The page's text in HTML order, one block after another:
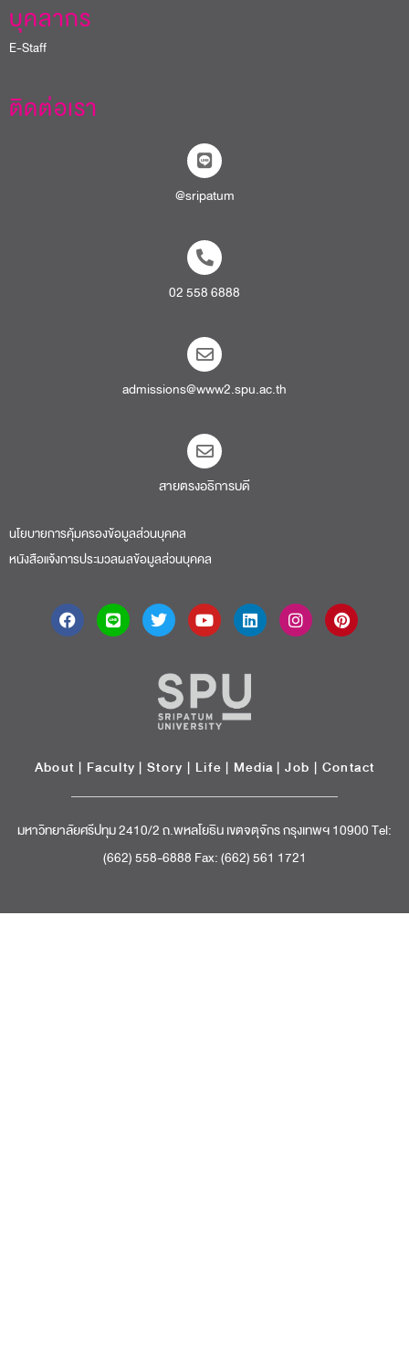
บุคลากร
E-Staff
ติดต่อเรา
@sripatum
02 558 6888
admissions@www2.spu.ac.th
สายตรงอธิการบดี​
นโยบายการคุ้มครองข้อมูลส่วนบุคคล
หนังสือแจ้งการประมวลผลข้อมูลส่วนบุคคล
About | Faculty | Story | Life | Media |Job | Contact
มหาวิทยาลัยศรีปทุม 2410/2 ถ.พหลโยธิน เขตจตุจักร กรุงเทพฯ 10900 Tel:
(662) 558-6888 Fax: (662) 561 1721